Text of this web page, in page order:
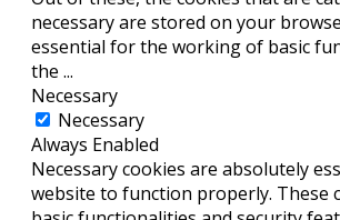
necessary are stored on your
essential for the working of basic
the ...
Necessary
Necessary
Always Enabled
Necessary cookies are absolutely
website to function properly. These